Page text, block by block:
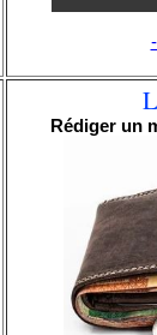
Rédiger un